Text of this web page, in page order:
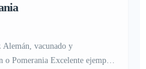
Alemán, vacunado y
o Pomerania Excelente ejemplar